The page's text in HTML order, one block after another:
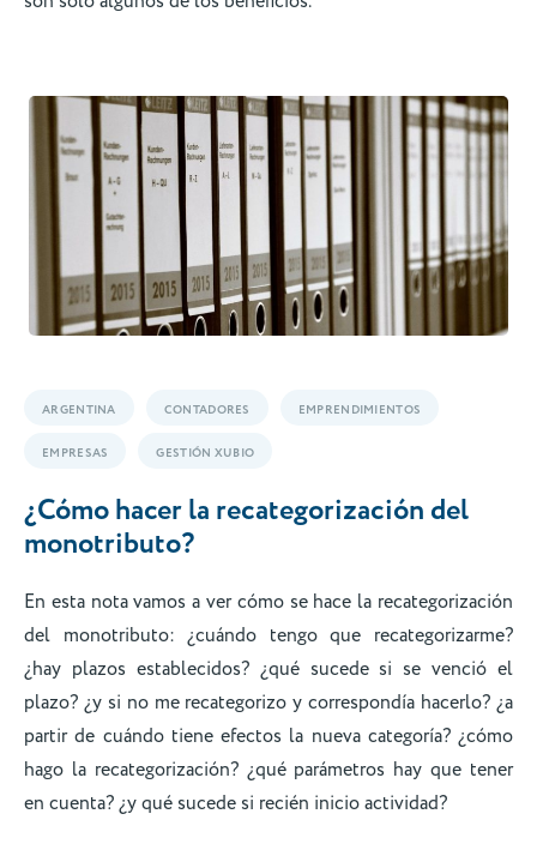
ARGENTINA CONTADORES EMPRENDIMIENTOS
EMPRESAS GESTIÓN XUBIO
¿Cómo hacer la recategorización del
monotributo?
En esta nota vamos a ver cómo se hace la recategorización
del monotributo: ¿cuándo tengo que recategorizarme?
¿hay plazos establecidos? ¿qué sucede si se venció el
plazo? ¿y si no me recategorizo y correspondía hacerlo? ¿a
partir de cuándo tiene efectos la nueva categoría? ¿cómo
hago la recategorización? ¿qué parámetros hay que tener
en cuenta? ¿y qué sucede si recién inicio actividad?